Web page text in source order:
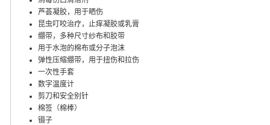
芦荟凝胶，用于晒伤
昆虫叮咬治疗，止痒凝胶或乳膏
绷带，多种尺寸纱布和胶带
用于水泡的棉布或分子泡沫
弹性压缩绷带，用于扭伤和拉伤
一次性手套
数字温度计
剪刀和安全别针
棉签（棉棒）
镊子